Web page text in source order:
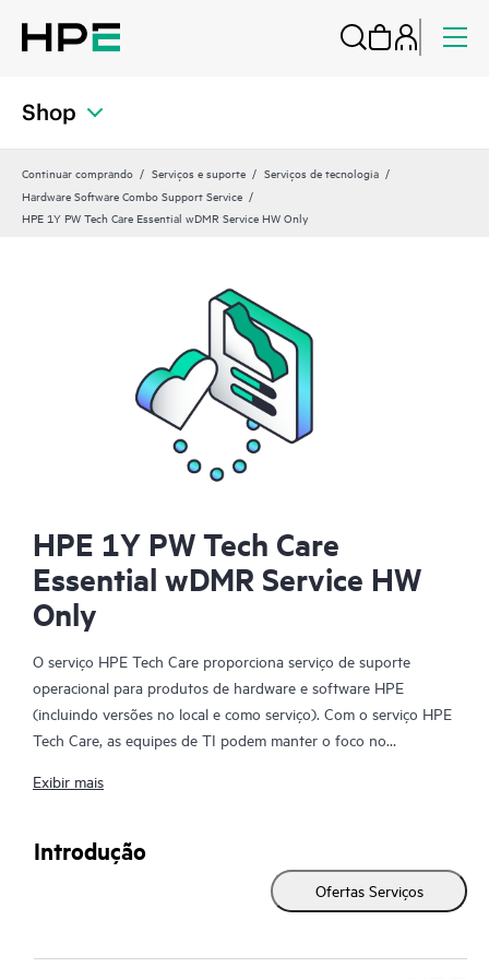
Shop
Continuar comprando Serviços e suporte
Serviços de tecnologia
Hardware Software Combo Support Service
HPE 1Y PW Tech Care Essential wDMR Service HW Only
HPE 1Y PW Tech Care
Essential wDMR Service HW
Only
O serviço HPE Tech Care proporciona serviço de suporte
operacional para produtos de hardware e software HPE
(incluindo versões no local e como serviço). Com o serviço HPE
Tech Care, as equipes de TI podem manter o foco no
formas melhores de agir, em vez de apenas reagir a problemas.
O serviço HPE Tech Care permite acesso direto a especialistas
específicos de produtos e fornece orientação técnica geral para
ajudar os clientes não apenas a reduzir riscos, mas também a
vários canais, como telefone, chat em tempo real, registro
Exibir mais
Introdução
Ofertas Serviços